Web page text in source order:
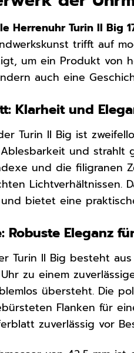
Herrenuhr Turin II Big
trifft auf
um ein Produkt von
auch eine
Klarheit und
Turin II Big ist
und strahlt
und die filigranen
Lichtverhältnissen.
bietet eine
Robuste Eleganz
Turin II Big besteht
zu einem
übersteht. Die
Flanken für
zuverlässig vor